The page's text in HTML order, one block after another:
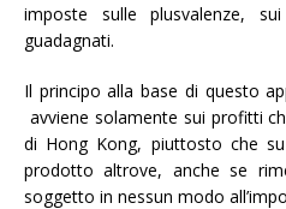
imposte sulle plusvalenze,
guadagnati.
Il principo alla base di questo
avviene solamente sui profitti
di Hong Kong, piuttosto che
prodotto altrove, anche se
soggetto in nessun modo